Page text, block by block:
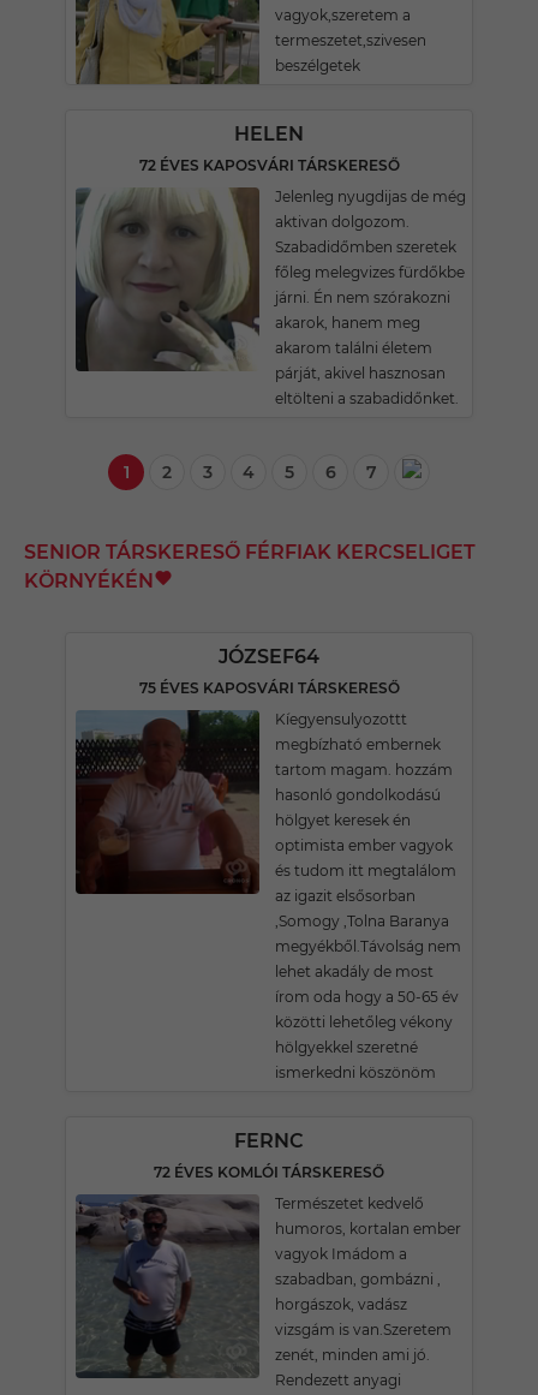
vagyok,szeretem a
termeszetet,szivesen
beszélgetek
HELEN
72 ÉVES KAPOSVÁRI TÁRSKERESŐ
Jelenleg nyugdijas de még
aktivan dolgozom.
Szabadidőmben szeretek
főleg melegvizes fürdőkbe
járni. Én nem szórakozni
akarok, hanem meg
akarom találni életem
párját, akivel hasznosan
eltölteni a szabadidőnket.
1 2 3 4 5 6 7
SENIOR TÁRSKERESŐ FÉRFIAK KERCSELIGET
KÖRNYÉKÉN
JÓZSEF64
75 ÉVES KAPOSVÁRI TÁRSKERESŐ
Kíegyensulyozottt
megbízható embernek
tartom magam. hozzám
hasonló gondolkodású
hölgyet keresek én
optimista ember vagyok
és tudom itt megtalálom
az igazit elsősorban
,Somogy ,Tolna Baranya
megyékből.Távolság nem
lehet akadály de most
írom oda hogy a 50-65 év
közötti lehetőleg vékony
hölgyekkel szeretné
ismerkedni köszönöm
FERNC
72 ÉVES KOMLÓI TÁRSKERESŐ
Természetet kedvelő
humoros, kortalan ember
vagyok Imádom a
szabadban, gombázni ,
horgászok, vadász
vizsgám is van.Szeretem
zenét, minden ami jó.
Rendezett anyagi